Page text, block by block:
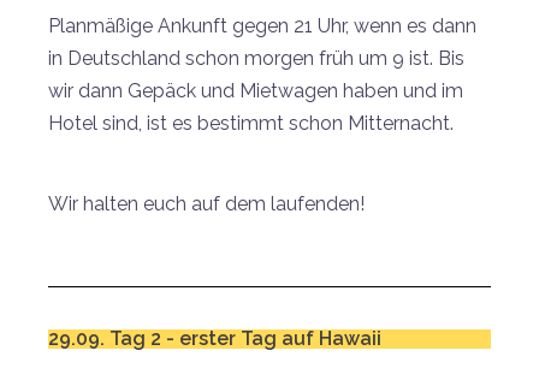
Planmäßige Ankunft gegen 21 Uhr, wenn es dann
in Deutschland schon morgen früh um 9 ist. Bis
wir dann Gepäck und Mietwagen haben und im
Hotel sind, ist es bestimmt schon Mitternacht.
Wir halten euch auf dem laufenden!
29.09. Tag 2 - erster Tag auf Hawaii